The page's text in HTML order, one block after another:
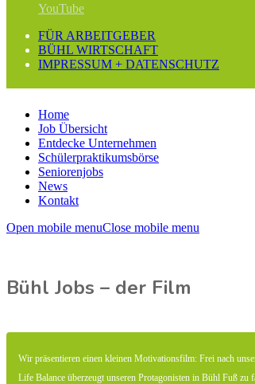
YouTube
FÜR ARBEITGEBER
BÜHL WIRTSCHAFT
IMPRESSUM + DATENSCHUTZ
Home
Job Übersicht
Entdecke Unternehmen
Schülerpraktikumsbörse
Seniorenjobs
News
Kontakt
Open mobile menuClose mobile menu
Bühl Jobs – der Film
Wir präsentieren einen kleinen Motivationsfilm: Frei nach
Life Balance überzeugt unseren Protagonisten in Bühl Fuß zu